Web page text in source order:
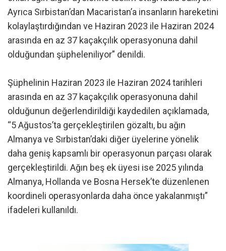
Ayrıca Sırbistan’dan Macaristan’a insanların hareketini
kolaylaştırdığından ve Haziran 2023 ile Haziran 2024
arasında en az 37 kaçakçılık operasyonuna dahil
olduğundan şüpheleniliyor” denildi.
Şüphelinin Haziran 2023 ile Haziran 2024 tarihleri
arasında en az 37 kaçakçılık operasyonuna dahil
olduğunun değerlendirildiği kaydedilen açıklamada,
“5 Ağustos’ta gerçekleştirilen gözaltı, bu ağın
Almanya ve Sırbistan’daki diğer üyelerine yönelik
daha geniş kapsamlı bir operasyonun parçası olarak
gerçekleştirildi. Ağın beş ek üyesi ise 2025 yılında
Almanya, Hollanda ve Bosna Hersek’te düzenlenen
koordineli operasyonlarda daha önce yakalanmıştı”
ifadeleri kullanıldı.